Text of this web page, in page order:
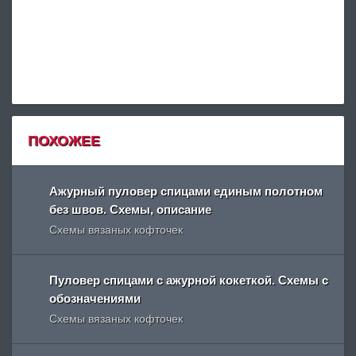
ПОХОЖЕЕ
Ажурный пуловер спицами единым полотном
без швов. Схемы, описание
Схемы вязаных кофточек
Пуловер спицами с ажурной кокеткой. Схемы с
обозначениями
Схемы вязаных кофточек